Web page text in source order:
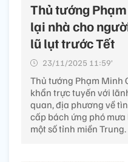
Thủ tướng
lại nhà cho
lũ lụt trước Tết
23/11/2025 11:59’
Thủ tướng Phạm Minh
khẩn trực tuyến với
quan, địa phương về
cấp bách ứng phó
một số tỉnh miền Trung.